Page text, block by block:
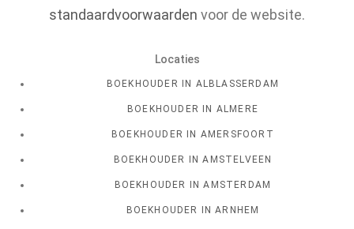
standaardvoorwaarden voor de website.
Locaties
BOEKHOUDER IN ALBLASSERDAM
BOEKHOUDER IN ALMERE
BOEKHOUDER IN AMERSFOORT
BOEKHOUDER IN AMSTELVEEN
BOEKHOUDER IN AMSTERDAM
BOEKHOUDER IN ARNHEM